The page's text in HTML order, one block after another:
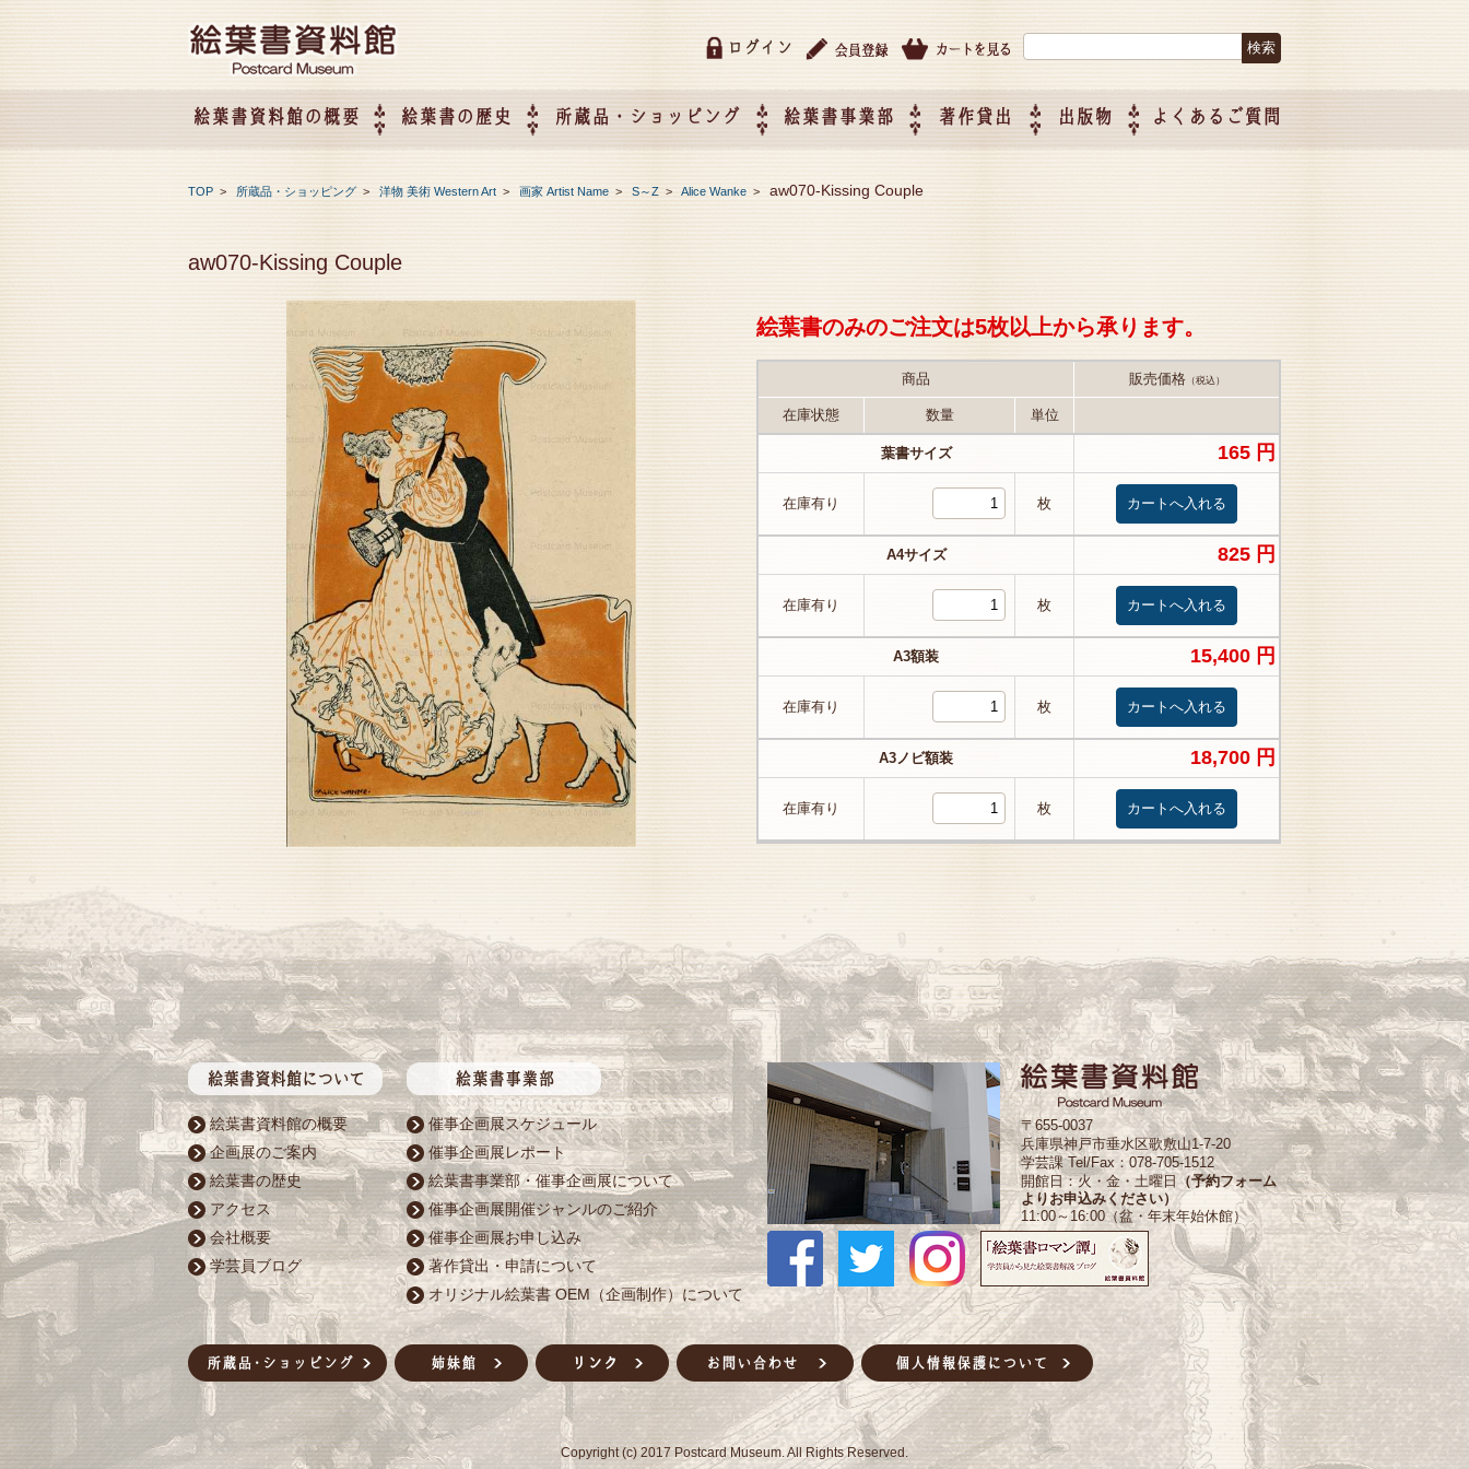
ログイン
絵葉書資料館の概要 絵葉書の歴史 所蔵品・ショッピング 絵葉書事業部
て
作）について
著作貸出 出版物 よくあるご質問
TOP > 所蔵品・ショッピング > 洋物 美術 Western Art > 画家 Artist Name > S～Z > Alice Wanke > aw070-Kissing Couple
aw070-Kissing Couple
絵葉書のみのご注文は5枚以上から承ります。
商品 販売価格（税込）
在庫状態 数量 単位
葉書サイズ 165 円
在庫有り 枚
A4サイズ 825 円
在庫有り 枚
A3額装 15,400 円
在庫有り 枚
A3ノビ額装 18,700 円
在庫有り 枚
絵葉書資料館の概要
企画展のご案内
絵葉書の歴史
アクセス
会社概要
学芸員ブログ
催事企画展スケジュール
催事企画展レポート
絵葉書事業部・催事企画展について
催事企画展開催ジャンルのご紹介
催事企画展お申し込み
著作貸出・申請について
オリジナル絵葉書 OEM（企画制作）について
〒655-0037
兵庫県神戸市垂水区歌敷山1-7-20
学芸課 Tel/Fax：078-705-1512
開館日：火・金・土曜日 （予約フォーム
よりお申込みください）
11:00～16:00（盆・年末年始休館）
Copyright (c) 2017 Postcard Museum. All Rights Reserved.